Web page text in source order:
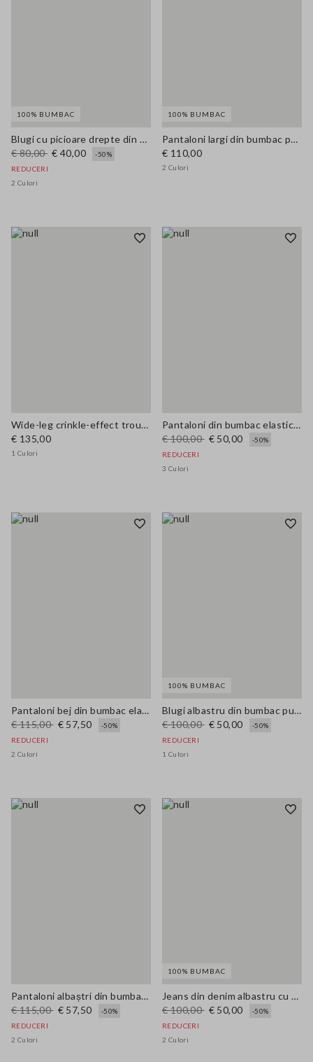
100% BUMBAC
Blugi cu picioare drepte din denim albastru din bumbac pur
€ 80,00 € 40,00
-50%
REDUCERI
2 Culori
100% BUMBAC
Pantaloni largi din bumbac pur bej
€ 110,00
2 Culori
Wide-leg crinkle-effect trousers
€ 135,00
1 Culori
Pantaloni din bumbac elastic albastru cu croială largă
€ 100,00 € 50,00
-50%
REDUCERI
3 Culori
Pantaloni bej din bumbac elastic regular fit
€ 115,00 € 57,50
-50%
REDUCERI
2 Culori
100% BUMBAC
Blugi albastru din bumbac pur cu croială dreaptă
€ 100,00 € 50,00
-50%
REDUCERI
1 Culori
Pantaloni albaștri din bumbac elastic regular fit
€ 115,00 € 57,50
-50%
REDUCERI
2 Culori
100% BUMBAC
Jeans din denim albastru cu picior larg din bumbac pur
€ 100,00 € 50,00
-50%
REDUCERI
2 Culori